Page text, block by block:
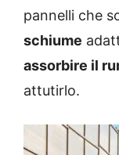
pannelli che
schiume
assorbire il
attutirlo.